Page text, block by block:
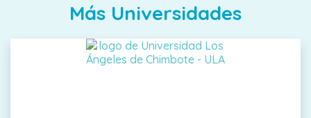
Más Universidades